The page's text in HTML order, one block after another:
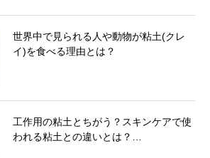
世界中で見られる人や動物が粘土(クレ
イ)を食べる理由とは？
工作用の粘土とちがう？スキンケアで使
われる粘土との違いとは？…